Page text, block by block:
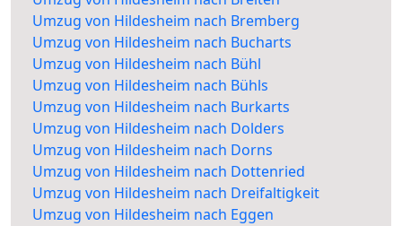
Umzug von Hildesheim nach Bremberg
Umzug von Hildesheim nach Bucharts
Umzug von Hildesheim nach Bühl
Umzug von Hildesheim nach Bühls
Umzug von Hildesheim nach Burkarts
Umzug von Hildesheim nach Dolders
Umzug von Hildesheim nach Dorns
Umzug von Hildesheim nach Dottenried
Umzug von Hildesheim nach Dreifaltigkeit
Umzug von Hildesheim nach Eggen